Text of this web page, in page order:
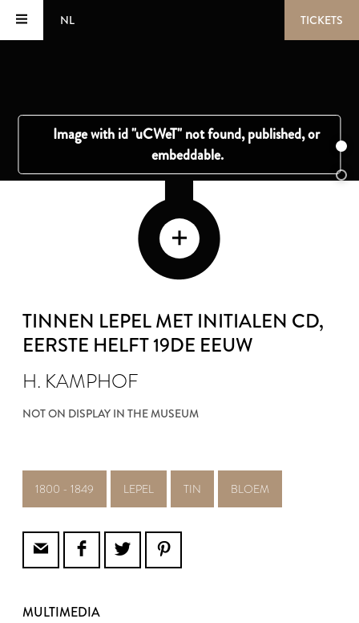
NL TICKETS
TINNEN LEPEL MET INITIALEN CD,
EERSTE HELFT 19DE EEUW
H. KAMPHOF
NOT ON DISPLAY IN THE MUSEUM
1800 - 1849 LEPEL TIN BLOEM
MULTIMEDIA